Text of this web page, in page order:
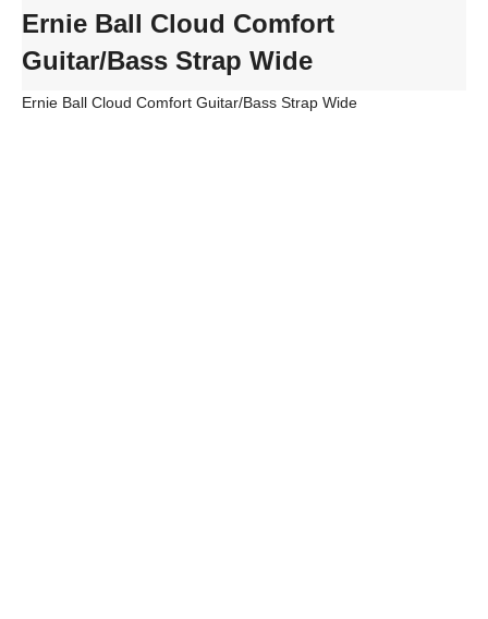
Ernie Ball Cloud Comfort
Guitar/Bass Strap Wide
Ernie Ball Cloud Comfort Guitar/Bass Strap Wide